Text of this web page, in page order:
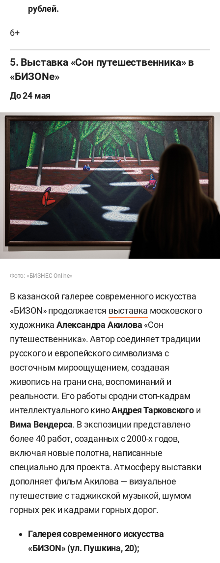
рублей.
6+
5. Выставка «Сон путешественника» в
«БИЗОNе»
До 24 мая
Фото: «БИЗНЕС Online»
В казанской галерее современного искусства
«БИЗОN» продолжается выставка московского
художникаАлександра Акилова «Сон
путешественника». Автор соединяет традиции
русского и европейского символизма с
восточным мироощущением, создавая
живопись на грани сна, воспоминаний и
реальности. Его работы сродни стоп-кадрам
интеллектуального киноАндрея Тарковскогои
Вима Вендерса. В экспозиции представлено
более 40 работ, созданных с 2000-х годов,
включая новые полотна, написанные
специально для проекта. Атмосферу выставки
дополняет фильм Акилова — визуальное
путешествие с таджикской музыкой, шумом
горных рек и кадрами горных дорог.
Галерея современного искусства
«БИЗОN» (ул. Пушкина, 20);